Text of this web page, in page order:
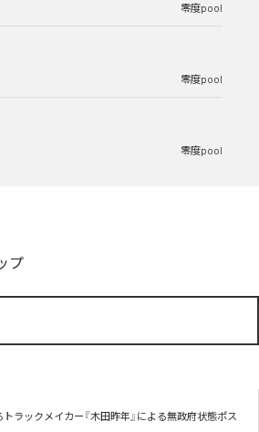
零度pool
零度pool
零度pool
プ
ラックメイカー『木田昨年』による無政府状態ポス